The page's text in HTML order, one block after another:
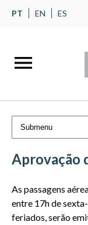
PT EN ES
Aprovação
As passagens
entre 17h de
feriados, serão